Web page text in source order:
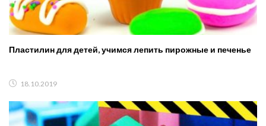
Пластилин для детей, учимся лепить пирожные и печенье
18.10.2019